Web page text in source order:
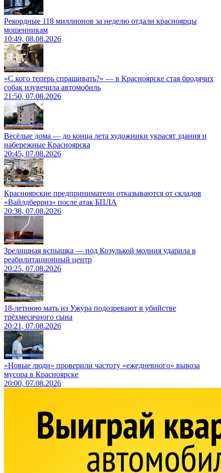
Рекордные 118 миллионов за неделю отдали красноярцы
мошенникам
10:49, 08.08.2026
«С кого теперь спрашивать?» — в Красноярске стая бродячих
собак изувечила автомобиль
21:50, 07.08.2026
Весёлые дома — до конца лета художники украсят здания и
набережные Красноярска
20:45, 07.08.2026
Красноярские предприниматели отказываются от складов
«Вайлдберриз» после атак БПЛА
20:38, 07.08.2026
Зрелищная вспышка — под Козулькой молния ударила в
реабилитационный центр
20:25, 07.08.2026
18-летнюю мать из Ужура подозревают в убийстве
трёхмесячного сына
20:21, 07.08.2026
«Новые люди» проверили частоту «ежедневного» вывоза
мусора в Красноярске
20:00, 07.08.2026